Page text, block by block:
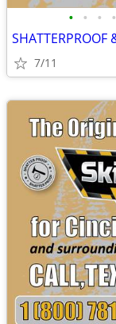
• • • •
7/11